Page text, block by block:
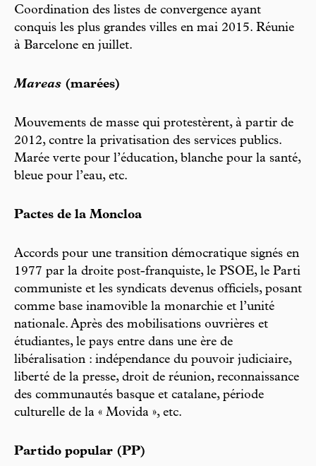
Coordination des listes de convergence ayant
conquis les plus grandes villes en mai 2015. Réunie
à Barcelone en juillet.
Mareas (marées)
Mouvements de masse qui protestèrent, à partir de
2012, contre la privatisation des services publics.
Marée verte pour l’éducation, blanche pour la santé,
bleue pour l’eau, etc.
Pactes de la Moncloa
Accords pour une transition démocratique signés en
1977 par la droite post-franquiste, le PSOE, le Parti
communiste et les syndicats devenus officiels, posant
comme base inamovible la monarchie et l’unité
nationale. Après des mobilisations ouvrières et
étudiantes, le pays entre dans une ère de
libéralisation : indépendance du pouvoir judiciaire,
liberté de la presse, droit de réunion, reconnaissance
des communautés basque et catalane, période
culturelle de la « Movida », etc.
Partido popular (PP)